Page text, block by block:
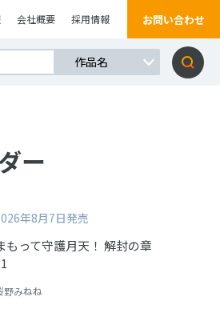
会社概要 採用情報 お問い合わせ
ー
年8月7日発売
もって守護月天！ 解封の章
野みねね